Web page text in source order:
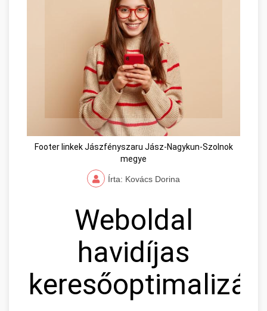
Footer linkek Jászfényszaru Jász-Nagykun-Szolnok
megye
Írta: Kovács Dorina
Weboldal
havidíjas